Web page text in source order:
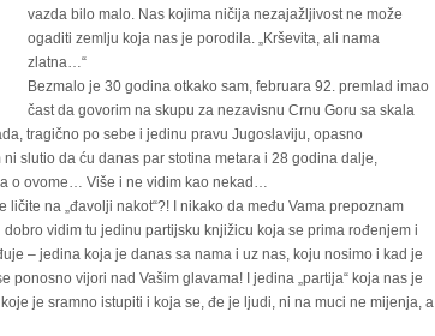
vazda bilo malo. Nas kojima ničija nezajažljivost ne može
ogaditi zemlju koja nas je porodila. „Krševita, ali nama
zlatna…“
Bezmalo je 30 godina otkako sam, februara 92. premlad imao
čast da govorim na skupu za nezavisnu Crnu Goru sa skala
tragično po sebe i jedinu pravu Jugoslaviju, opasno
slutio da ću danas par stotina metara i 28 godina dalje,
o ovome… Više i ne vidim kao nekad…
na „đavolji nakot“?! I nikako da među Vama prepoznam
dobro vidim tu jedinu partijsku knjižicu koja se prima rođenjem i
– jedina koja je danas sa nama i uz nas, koju nosimo i kad je
ponosno vijori nad Vašim glavama! I jedina „partija“ koja nas je
je sramno istupiti i koja se, đe je ljudi, ni na muci ne mijenja, a